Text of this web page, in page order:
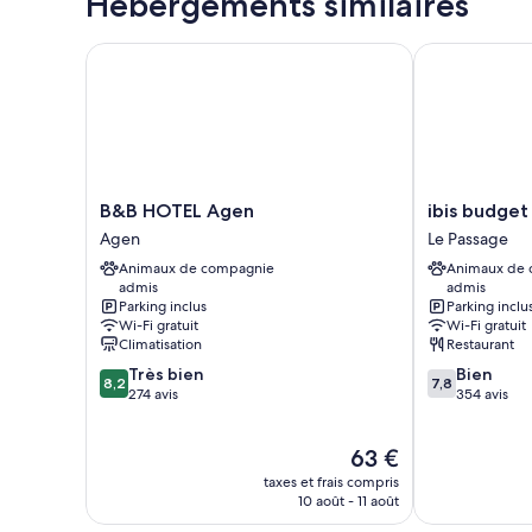
B&B
HOTEL
Agen
Agen
B&B HOTEL Agen
Agen
Animaux de compagnie
admis
Parking inclus
Wi-Fi gratuit
Climatisation
8.2
sur
8,2 Très bien
274 avis
Le
nouveau
prix
63 €
taxes et frais compris
10 août - 11 août
B&B HOTEL Agen
ibis
budget
Agen
Le
Passage
ibis budget
Le Passage
Animaux de
admis
Parking
Wi-Fi gratuit
Restaurant
7.8
sur
7,8 Bien
354 avis
ibis budget